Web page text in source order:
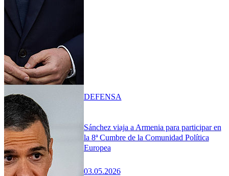
Sánchez viaja a Armenia para participar en
la 8ª Cumbre de la Comunidad Política
Europea
03.05.2026
DEFENSA